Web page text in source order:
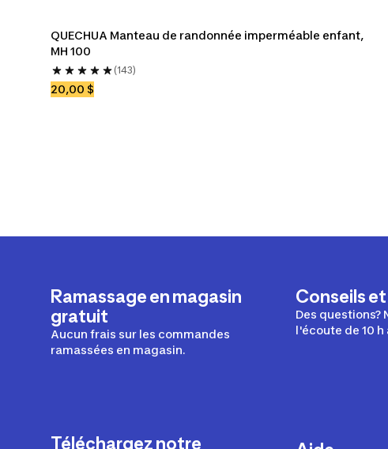
QUECHUA Manteau de randonnée imperméable enfant,
MH 100
(143)
20,00 $
Ramassage en magasin
gratuit
Aucun frais sur les commandes
ramassées en magasin.
Conseils
Des questions?
l'écoute de 10 h
Téléchargez notre